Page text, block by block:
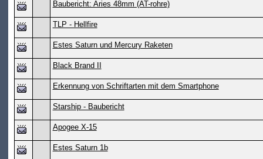
Baubericht: Aries 48mm (AT-rohre)
TLP - Hellfire
Estes Saturn und Mercury Raketen
Black Brand II
Erkennung von Schriftarten mit dem Smartphone
Starship - Baubericht
Apogee X-15
Estes Saturn 1b